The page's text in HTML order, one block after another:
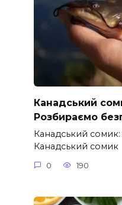
Канадський
Розбираємо
Канадський сомик:
Канадський сомик
0 190